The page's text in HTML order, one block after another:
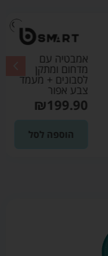
אמבטיה עם
מדחום ומתקן
לסבונים + מעמד
צבע אפור
₪199.90
הוספה לסל